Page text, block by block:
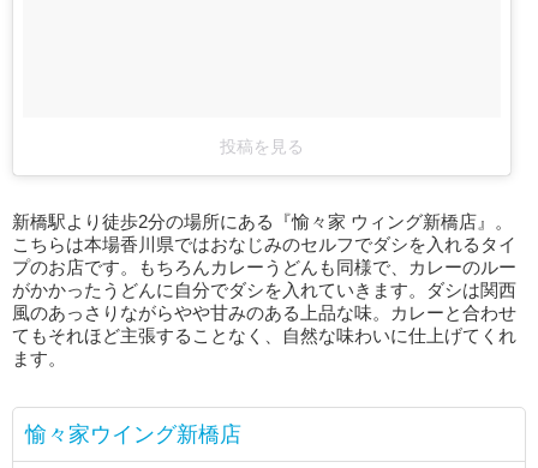
投稿を見る
新橋駅より徒歩2分の場所にある『愉々家 ウィング新橋店』。
こちらは本場香川県ではおなじみのセルフでダシを入れるタイ
プのお店です。もちろんカレーうどんも同様で、カレーのルー
がかかったうどんに自分でダシを入れていきます。ダシは関西
風のあっさりながらやや甘みのある上品な味。カレーと合わせ
てもそれほど主張することなく、自然な味わいに仕上げてくれ
ます。
愉々家ウイング新橋店